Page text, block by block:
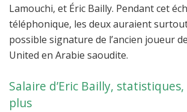
Lamouchi, et Éric Bailly. Pendant cet
téléphonique, les deux auraient
possible signature de l’ancien joueur
United en Arabie saoudite.
Salaire d’Eric Bailly,
plus